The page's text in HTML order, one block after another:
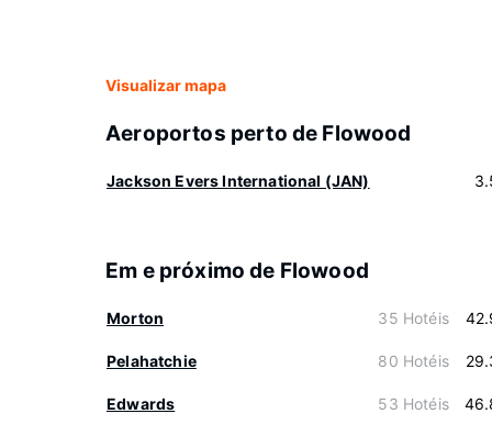
Visualizar mapa
Aeroportos perto de Flowood
Jackson Evers International (JAN)
Em e próximo de Flowood
Morton 35 Hotéis
Pelahatchie 80 Hotéis
Edwards 53 Hotéis